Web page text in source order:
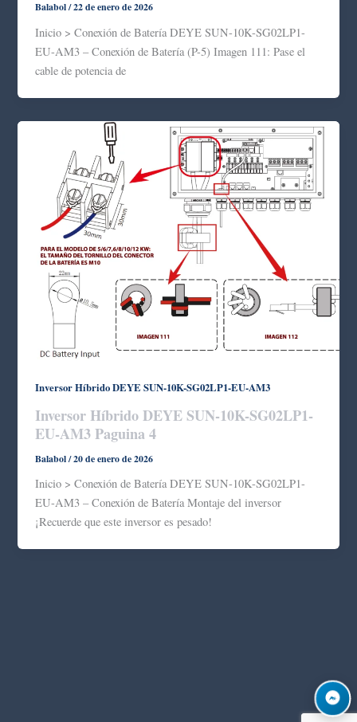
Balabol/22 de enero de 2026
Inicio > Conexión de Batería DEYE SUN-10K-SG02LP1-
EU-AM3 – Conexión de Batería (P-5) Imagen 111: Pase el
cable de potencia de
Inversor Híbrido DEYE SUN-10K-SG02LP1-EU-AM3
Inversor Híbrido DEYE SUN-10K-SG02LP1-
EU-AM3 Paguina 4
Balabol/20 de enero de 2026
Inicio > Conexión de Batería DEYE SUN-10K-SG02LP1-
EU-AM3 – Conexión de Batería Montaje del inversor
¡Recuerde que este inversor es pesado!